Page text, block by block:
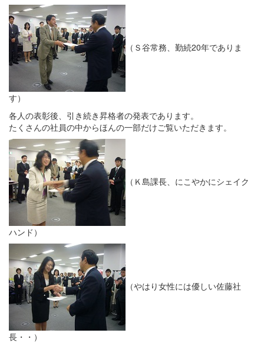
（Ｓ谷常務、勤続20年でありま
す）
各人の表彰後、引き続き昇格者の発表であります。
たくさんの社員の中からほんの一部だけご覧いただきます。
（Ｋ島課長、にこやかにシェイク
ハンド）
（やはり女性には優しい佐藤社
長・・）